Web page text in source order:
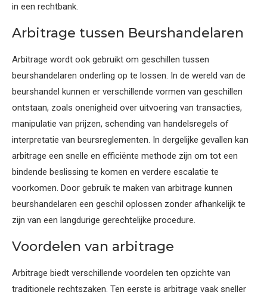
in een rechtbank.
Arbitrage tussen Beurshandelaren
Arbitrage wordt ook gebruikt om geschillen tussen
beurshandelaren onderling op te lossen. In de wereld van de
beurshandel kunnen er verschillende vormen van geschillen
ontstaan, zoals onenigheid over uitvoering van transacties,
manipulatie van prijzen, schending van handelsregels of
interpretatie van beursreglementen. In dergelijke gevallen kan
arbitrage een snelle en efficiënte methode zijn om tot een
bindende beslissing te komen en verdere escalatie te
voorkomen. Door gebruik te maken van arbitrage kunnen
beurshandelaren een geschil oplossen zonder afhankelijk te
zijn van een langdurige gerechtelijke procedure.
Voordelen van arbitrage
Arbitrage biedt verschillende voordelen ten opzichte van
traditionele rechtszaken. Ten eerste is arbitrage vaak sneller